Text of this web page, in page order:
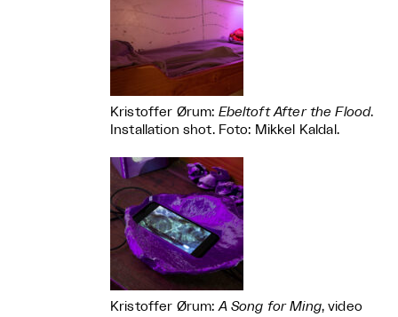
Kristoffer Ørum: Ebeltoft After the Flood.
Installation shot. Foto: Mikkel Kaldal.
Kristoffer Ørum:A Song for Ming, video